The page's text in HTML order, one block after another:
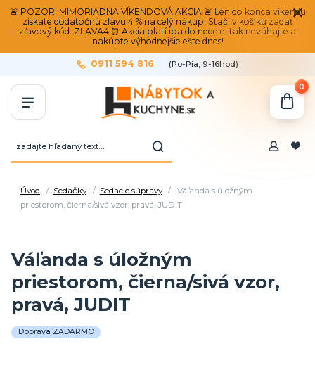
🚨 POZOR! MIMORIADNA VÍKENDOVÁ AKCIA 🚨 Len do konca víkendu
získate dodatočnú zľavu 4 % na celý nákup! Stačí v košíku zadať
zľavový kód: ZLAVA4 ⏰ Akcia platí iba do nedele, tak neváhajte a
nakúpte výhodnejšie ešte dnes!
0911 594 816 (Po-Pia, 9-16hod)
0
Úvod Sedačky Sedacie súpravy
Váľanda s úložným
priestorom, čierna/sivá vzor, pravá, JUDIT
Váľanda s úložným
priestorom, čierna/sivá vzor,
pravá, JUDIT
Doprava ZADARMO